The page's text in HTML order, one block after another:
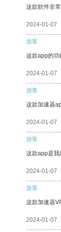
这款软件非
2024-01-07
游客
这款app的功
2024-01-07
游客
这款加速器
2024-01-07
游客
这款app是我
2024-01-07
游客
这款加速器
2024-01-07